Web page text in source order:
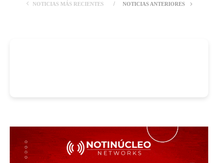
NOTICIAS MÁS RECIENTES NOTICIAS ANTERIORES